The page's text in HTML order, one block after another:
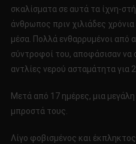
σκαλίσματα σε αυτά τα ίχνη-
άνθρωπος πριν χιλιάδες χρόνια
μέσα. Πολλά ενθαρρυμένοι από
σύντροφοί του, αποφάσισαν να
αντλίες νερού ασταμάτητα για
Μετά από 17 ημέρες, μια
μπροστά τους.
Λίγο φοβισμένος και